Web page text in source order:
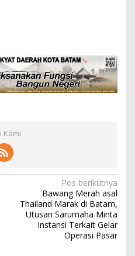
Kami
Pos berikutnya
Bawang Merah asal
Thailand Marak di Batam,
Utusan Sarumaha Minta
Instansi Terkait Gelar
Operasi Pasar